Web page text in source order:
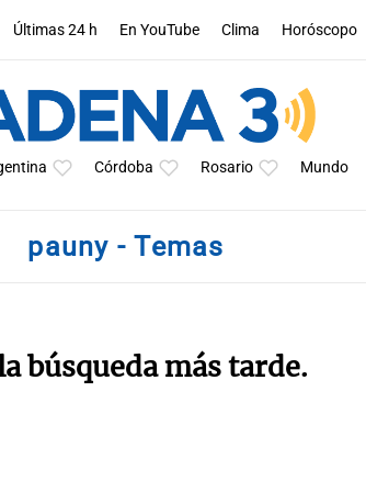
Últimas 24 h En YouTube Clima Horóscopo
Córdoba Rosario Mundo
pauny - Temas
búsqueda más tarde.